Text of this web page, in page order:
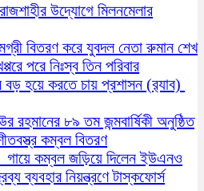
উদ্যোগে মিলনমেলার
বিতরণ করে যুবদল নেতা রুমান শেখ
পরে নিঃস্ব তিন পরিবার
বড় হয়ে করতে চায় প্রশাসন (র‍্যাব)
রহমানের ৮৯ তম জন্মবার্ষিকী অনুষ্ঠিত
কম্বল বিতরণ
গায়ে কম্বল জড়িয়ে দিলেন ইউএনও
ব্যবহার নিয়ন্ত্রণে টাস্কফোর্স